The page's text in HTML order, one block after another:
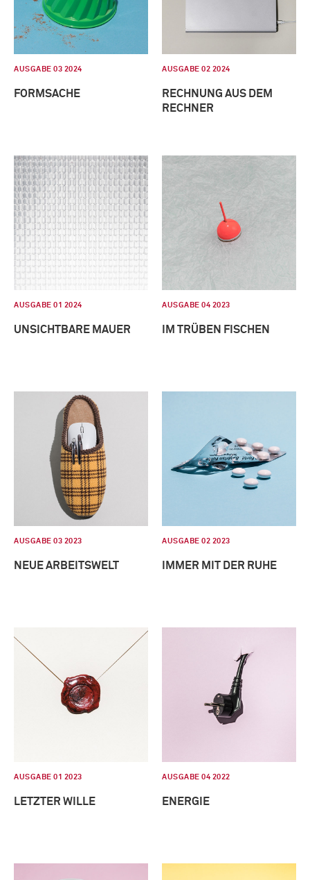
AUSGABE 03 2024
FORMSACHE
AUSGABE 02 2024
RECHNUNG AUS DEM
RECHNER
AUSGABE 01 2024
UNSICHTBARE MAUER
AUSGABE 04 2023
IM TRÜBEN FISCHEN
AUSGABE 03 2023
NEUE ARBEITSWELT
AUSGABE 02 2023
IMMER MIT DER RUHE
AUSGABE 01 2023
LETZTER WILLE
AUSGABE 04 2022
ENERGIE